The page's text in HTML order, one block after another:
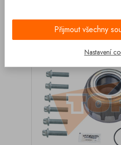
Přijmout všechny
Nastavení